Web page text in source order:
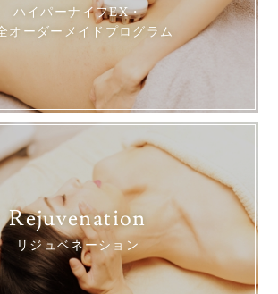
ハイパーナイフEX・
オーダーメイドプログラム
Rejuvenation
リジュベネーション